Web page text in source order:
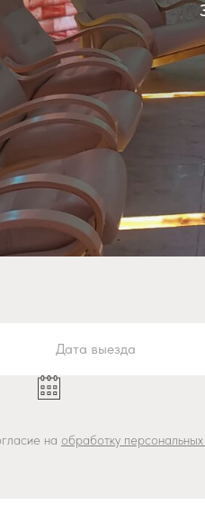
Дата выезда
на обработку